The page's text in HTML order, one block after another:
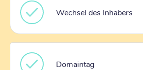
Wechsel des Inhabers
Domaintag